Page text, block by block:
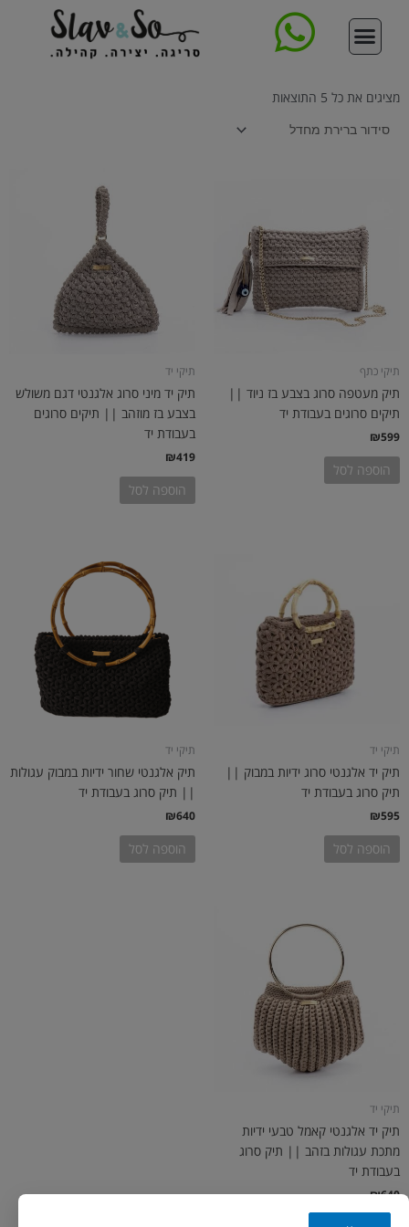
מציגים את כל ⁦5⁩ התוצאות
תיקי כתף
תיק מעטפה סרוג בצבע בז ניוד ||
תיקים סרוגים בעבודת יד
₪599
הוספה לסל
תיקי יד
תיק יד מיני סרוג אלגנטי דגם משולש
בצבע בז מוזהב || תיקים סרוגים
בעבודת יד
₪419
הוספה לסל
תיקי יד
תיק יד אלגנטי סרוג ידיות במבוק ||
תיק סרוג בעבודת יד
₪595
הוספה לסל
תיקי יד
תיק אלגנטי שחור ידיות במבוק עגולות
|| תיק סרוג בעבודת יד
₪640
הוספה לסל
תיקי יד
תיק יד אלגנטי קאמל טבעי ידיות
מתכת עגולות בזהב || תיק סרוג
בעבודת יד
₪640